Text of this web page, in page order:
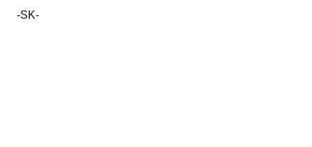
-SK-